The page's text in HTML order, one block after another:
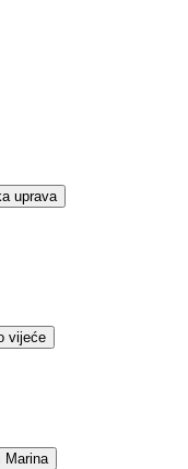
uprava
vijeće
Marina